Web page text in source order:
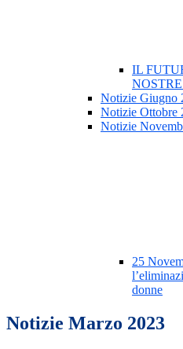
IL
Notizie Giugno
Notizie Ottobre
Notizie
25
donne
Notizie Marzo 2023